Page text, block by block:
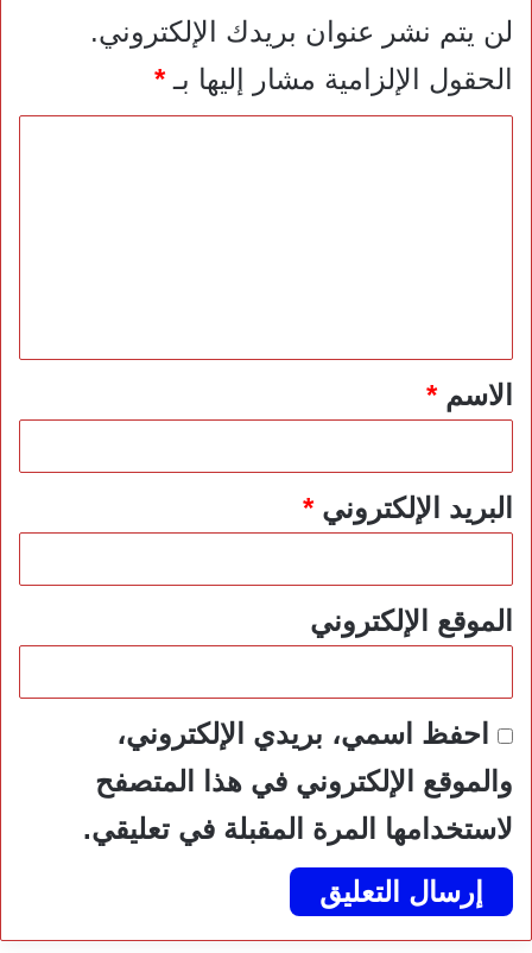
لن يتم نشر عنوان بريدك الإلكتروني.
الحقول الإلزامية مشار إليها بـ*
*الاسم*
البريد الإلكتروني*
الموقع الإلكتروني
احفظ اسمي، بريدي الإلكتروني،
والموقع الإلكتروني في هذا المتصفح
لاستخدامها المرة المقبلة في تعليقي.